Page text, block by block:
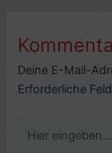
Deine E-Mail-
Erforderliche
eingeben…